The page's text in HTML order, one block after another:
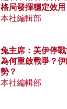
格局發揮穩定效用
本社編輯部
兔主席：美伊停
為何重啟戰爭？
勢？
本社編輯部